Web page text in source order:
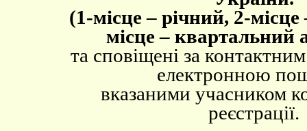
(1-місце – річний, 2-
місце – квартальний
та сповіщені за
електронною
вказаними учасником
реєстрації.